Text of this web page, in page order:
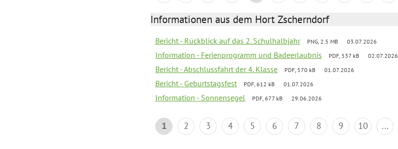
Informationen aus dem Hort Zscherndorf
Bericht - Rückblick auf das 2. Schulhalbjahr PNG, 2.5 MB 03.07.2026
Information - Ferienprogramm und Badeerlaubnis PDF, 537 kB 02.07.2026
Bericht - Abschlussfahrt der 4. Klasse PDF, 570 kB 01.07.2026
Bericht - Geburtstagsfest PDF, 612 kB 01.07.2026
Information - Sonnensegel PDF, 677 kB 29.06.2026
1 2 3 4 5 6 7 8 9 10 ...